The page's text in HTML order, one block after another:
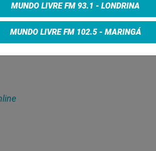
na música brasileira atual. A produção
Festival Produções Artísticas Ltda.
MUNDO LIVRE FM 93.1 - LONDRINA
MUNDO LIVRE FM 102.5 - MARINGÁ